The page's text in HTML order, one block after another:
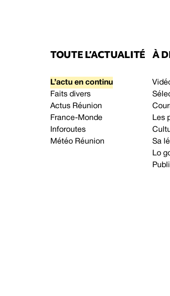
TOUTE L’ACTUALITÉ
L’actu en continu
Faits divers
Actus Réunion
France-Monde
Inforoutes
Météo Réunion
À
Les
Sa
Lo